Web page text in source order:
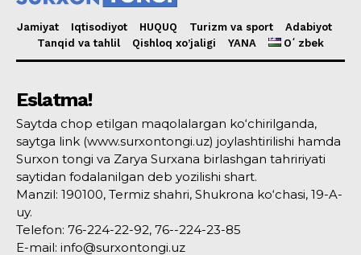
Jamiyat Iqtisodiyot HUQUQ Turizm va sport
Adabiyot
Tanqid va tahlil
Qishloq xo’jaligi YANA Oʻzbek
Eslatma!
Saytda chop etilgan maqolalargan ko‘chirilganda,
saytga link (www.surxontongi.uz) joylashtirilishi hamda
Surxon tongi va Zarya Surxana birlashgan tahririyati
saytidan fodalanilgan deb yozilishi shart.
Manzil: 190100, Termiz shahri, Shukrona ko‘chasi, 19-A-
uy.
Telefon: 76-224-22-92, 76--224-23-85
E-mail: info@surxontongi.uz